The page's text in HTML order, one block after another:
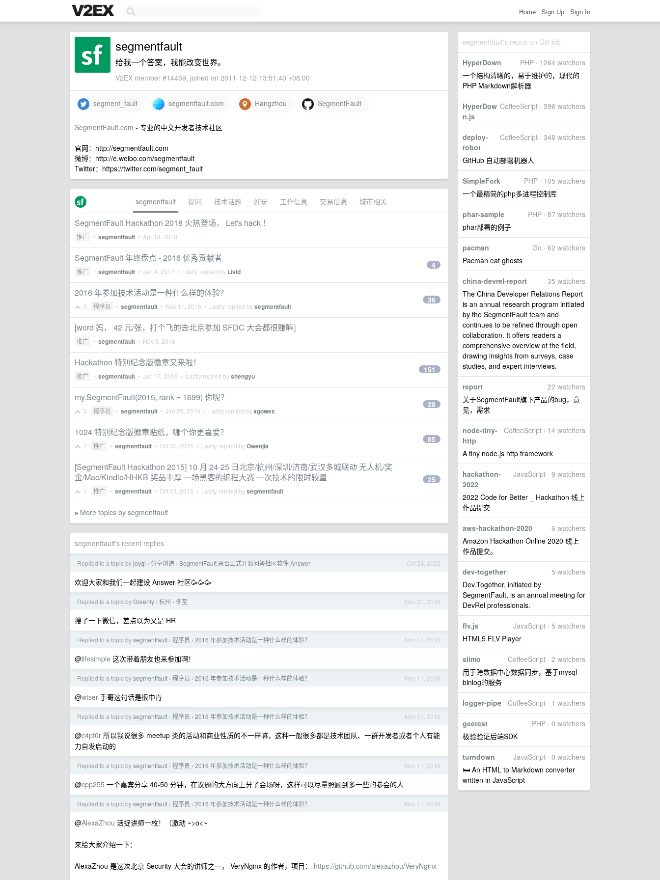
Home Sign Up Sign In
segmentfault's repos on GitHub
PHP · 1264 watchers
HyperDown
一个结构清晰的，易于维护的，现代的
PHP Markdown解析器
CoffeeScript · 396 watchers
HyperDow
n.js
CoffeeScript · 348 watchers
deploy-
robot
GitHub 自动部署机器人
PHP · 105 watchers
SimpleFork
一个最精简的php多进程控制库
PHP · 87 watchers
phar-sample
phar部署的例子
Go · 62 watchers
pacman
Pacman eat ghosts
35 watchers
china-devrel-report
The China Developer Relations Report
is an annual research program initiated
by the SegmentFault team and
continues to be refined through open
collaboration. It offers readers a
comprehensive overview of the field,
drawing insights from surveys, case
studies, and expert interviews.
22 watchers
report
关于SegmentFault旗下产品的bug，意
见，需求
CoffeeScript · 14 watchers
node-tiny-
http
A tiny node.js http framework
JavaScript · 9 watchers
hackathon-
2022
2022 Code for Better _ Hackathon 线上
作品提交
6 watchers
aws-hackathon-2020
Amazon Hackathon Online 2020 线上
作品提交。
5 watchers
dev-together
Dev.Together, initiated by
SegmentFault, is an annual meeting for
DevRel professionals.
JavaScript · 5 watchers
flv.js
HTML5 FLV Player
CoffeeScript · 2 watchers
slimo
用于跨数据中心数据同步，基于mysql
binlog的服务
CoffeeScript · 1 watchers
logger-pipe
PHP · 0 watchers
geetest
极验验证后端SDK
JavaScript · 0 watchers
turndown
🛏 An HTML to Markdown converter
written in JavaScript
segmentfault
给我一个答案，我能改变世界。
V2EX member #14469, joined on 2011-12-12 13:51:40 +08:00
segment_fault segmentfault.com Hangzhou SegmentFault
SegmentFault.com - 专业的中文开发者技术社区
官网：http://segmentfault.com
微博：http://e.weibo.com/segmentfault
Twitter：https://twitter.com/segment_fault
segmentfault 提问 技术话题 好玩 工作信息 交易信息 城市相关
SegmentFault Hackathon 2018 火热登场， Let's hack ！
推广 • segmentfault • Apr 18, 2018
SegmentFault 年终盘点 - 2016 优秀贡献者
推广 • segmentfault • Jan 4, 2017 • Lastly replied by Livid
4
2016 年参加技术活动是一种什么样的体验？
3 程序员 • segmentfault • Nov 11, 2016 • Lastly replied bysegmentfault
36
[word 妈， 42 元/张，打个飞的去北京参加 SFDC 大会都很赚嘛]
推广 • segmentfault • Nov 3, 2016
Hackathon 特别纪念版徽章又来啦！
推广 • segmentfault • Jun 17, 2016 • Lastly replied byshengyu
151
my.SegmentFault(2015, rank = 1699) 你呢？
3 程序员 • segmentfault • Jan 29, 2016 • Lastly replied byxgowex
28
1024 特别纪念版徽章贴纸，哪个你更喜爱？
2 推广 • segmentfault • Oct 30, 2015 • Lastly replied byOwenjia
85
[SegmentFault Hackathon 2015] 10 月 24-25 日北京/杭州/深圳/济南/武汉多城联动 无人机/奖
金/Mac/Kindle/HHKB 奖品丰厚 一场黑客的编程大赛 一次技术的限时较量
1 推广 • segmentfault • Oct 13, 2015 • Lastly replied bysegmentfault
25
» More topics by segmentfault
segmentfault's recent replies
Oct 24, 2022
Replied to a topic byjoyqi › 分享创造 › SegmentFault 思否正式开源问答社区软件 Answer
欢迎大家和我们一起建设 Answer 社区🥳🥳🥳
Dec 21, 2016
Replied to a topic byGreenly › 杭州 › 冬至
搜了一下微信，差点以为又是 HR
Nov 11, 2016
Replied to a topic bysegmentfault › 程序员 › 2016 年参加技术活动是一种什么样的体验？
@lifesimple 这次带着朋友也来参加啊！
Nov 11, 2016
Replied to a topic bysegmentfault › 程序员 › 2016 年参加技术活动是一种什么样的体验？
@wtser 手哥这句话是很中肯
Nov 11, 2016
Replied to a topic bysegmentfault › 程序员 › 2016 年参加技术活动是一种什么样的体验？
@c4pt0r 所以我说很多 meetup 类的活动和商业性质的不一样嘛，这种一般很多都是技术团队、一群开发者或者个人有能
力自发启动的
Nov 11, 2016
Replied to a topic bysegmentfault › 程序员 › 2016 年参加技术活动是一种什么样的体验？
@cpp255 一个嘉宾分享 40-50 分钟，在议题的大方向上分了会场呀，这样可以尽量照顾到多一些的参会的人
Nov 11, 2016
Replied to a topic bysegmentfault › 程序员 › 2016 年参加技术活动是一种什么样的体验？
@AlexaZhou 活捉讲师一枚！（激动 ~>o<~
来给大家介绍一下：
AlexaZhou 是这次北京 Security 大会的讲师之一， VeryNginx 的作者，项目： https://github.com/alexazhou/VeryNginx